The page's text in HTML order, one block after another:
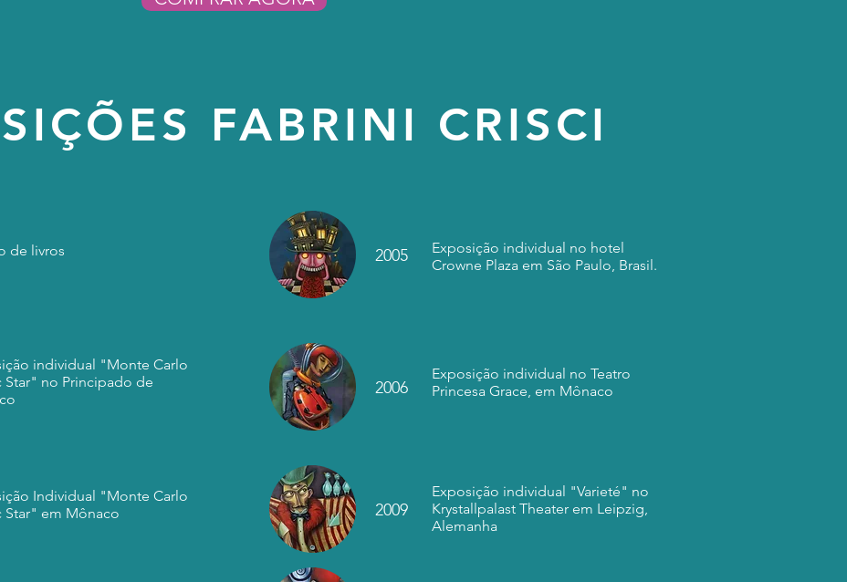
FABRINI CRISCI
de livros
individual "Monte Carlo
Star" no Principado de
Individual "Monte Carlo
Star" em Mônaco
2005
Exposição individual no hotel
Crowne Plaza em São Paulo, Brasil.
2006
Exposição individual no Teatro
Princesa Grace, em Mônaco
2009
Exposição individual "Varieté" no
Krystallpalast Theater em Leipzig,
Alemanha